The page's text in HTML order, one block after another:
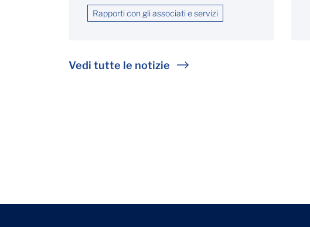
Rapporti con gli associati e servizi
Vedi tutte le notizie